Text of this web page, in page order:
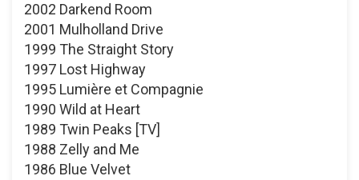
2002 Darkend Room
2001 Mulholland Drive
1999 The Straight Story
1997 Lost Highway
1995 Lumière et Compagnie
1990 Wild at Heart
1989 Twin Peaks [TV]
1988 Zelly and Me
1986 Blue Velvet